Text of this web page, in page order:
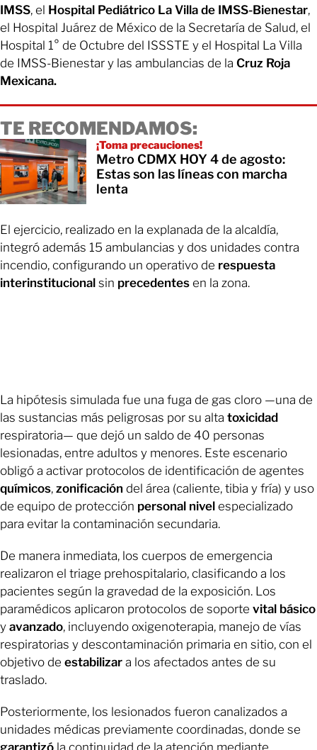
IMSS, el Hospital Pediátrico La Villa de IMSS-Bienestar,
el Hospital Juárez de México de la Secretaría de Salud, el
Hospital 1° de Octubre del ISSSTE y el Hospital La Villa
de IMSS-Bienestar y las ambulancias de la Cruz Roja
Mexicana.
TE RECOMENDAMOS:
¡Toma precauciones!
Metro CDMX HOY 4 de agosto:
Estas son las líneas con marcha
lenta
El ejercicio, realizado en la explanada de la alcaldía,
integró además 15 ambulancias y dos unidades contra
incendio, configurando un operativo de respuesta
interinstitucional sin precedentes en la zona.
La hipótesis simulada fue una fuga de gas cloro —una de
las sustancias más peligrosas por su alta toxicidad
respiratoria— que dejó un saldo de 40 personas
lesionadas, entre adultos y menores. Este escenario
obligó a activar protocolos de identificación de agentes
químicos, zonificación del área (caliente, tibia y fría) y uso
de equipo de protección personal nivel especializado
para evitar la contaminación secundaria.
De manera inmediata, los cuerpos de emergencia
realizaron el triage prehospitalario, clasificando a los
pacientes según la gravedad de la exposición. Los
paramédicos aplicaron protocolos de soporte vital básico
y avanzado, incluyendo oxigenoterapia, manejo de vías
respiratorias y descontaminación primaria en sitio, con el
objetivo de estabilizar a los afectados antes de su
traslado.
Posteriormente, los lesionados fueron canalizados a
unidades médicas previamente coordinadas, donde se
garantizó la continuidad de la atención mediante